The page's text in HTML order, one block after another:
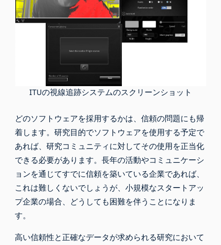
ITUの視線追跡システムのスクリーンショット
どのソフトウェアを採用するかは、信頼の問題にも帰
着します。研究目的でソフトウェアを使用する予定で
あれば、研究コミュニティに対してその使用を正当化
できる必要があります。長年の活動やコミュニケーシ
ョンを通じてすでに信頼を築いている企業であれば、
これは難しくないでしょうが、小規模なスタートアッ
プ企業の場合、どうしても困難を伴うことになりま
す。
高い信頼性と正確なデータが求められる研究において